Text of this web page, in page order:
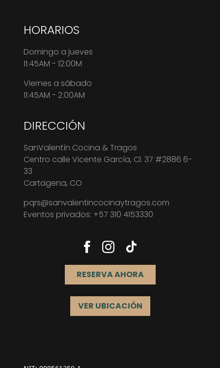
HORARIOS
Domingo a jueves
11:45AM - 12:00M
Viernes a sábado
11:45AM - 2:00AM
DIRECCIÓN
SanValentín Cocina & Tragos
Centro calle Vicente García, Cl. 37 #2886 6-
33
Cartagena, CO
pqrs@sanvalentincocinaytragos.com
Eventos privados: +57 310 4153330
RESERVA AHORA
VER UBICACIÓN